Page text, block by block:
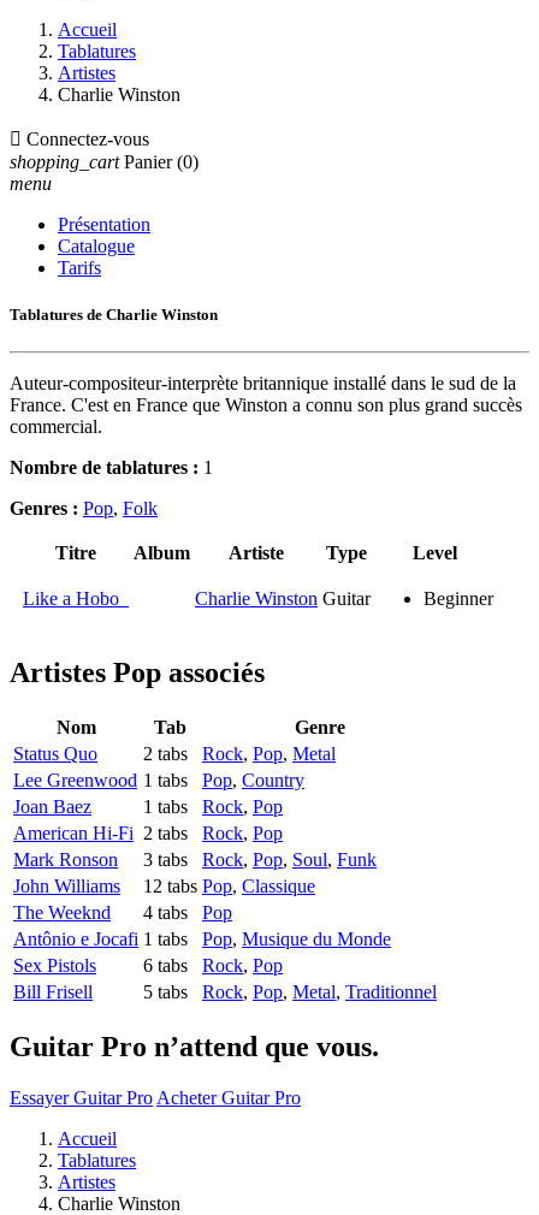
Accueil
Tablatures
Artistes
Charlie Winston
 Connectez-vous
shopping_cart Panier (0)
menu
Présentation
Catalogue
Tarifs
Tablatures de Charlie Winston
Auteur-compositeur-interprète britannique installé dans le sud de la
France. C'est en France que Winston a connu son plus grand succès
commercial.
Nombre de tablatures : 1
Genres : Pop, Folk
Titre Album Artiste Type Level
Like a Hobo Charlie Winston Guitar Beginner
Artistes Pop associés
Nom Tab
Genre
Status Quo
2 tabs Rock, Pop, Metal
Lee Greenwood 1 tabs Pop, Country
Joan Baez
1 tabs Rock, Pop
American Hi-Fi 2 tabs Rock, Pop
Mark Ronson
3 tabs Rock, Pop, Soul, Funk
John Williams
12 tabs Pop, Classique
The Weeknd
4 tabs
Pop
Antônio e Jocafi 1 tabs Pop, Musique du Monde
Sex Pistols
6 tabs Rock, Pop
Bill Frisell
5 tabs Rock, Pop, Metal, Traditionnel
Guitar Pro n’attend que vous.
Essayer Guitar Pro Acheter Guitar Pro
Accueil
Tablatures
Artistes
Charlie Winston